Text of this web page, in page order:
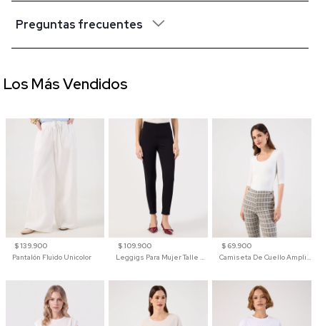
Preguntas frecuentes
$ 139.900
Pantalón Fluido Unicolor
$ 109.900
Leggigs Para Mujer Talle Alto Liso
$ 69.900
Camiseta De Cuello Amplio Y Manga 3/4 Para Mujer
Los Más Vendidos